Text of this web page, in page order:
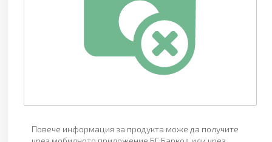
Повече информация за продукта може да получите